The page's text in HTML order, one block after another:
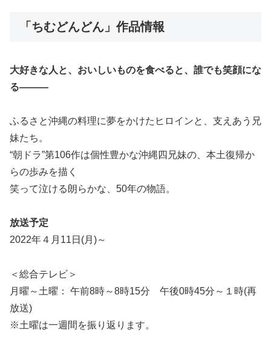
「ちむどんどん」作品情報
大好きな人と、おいしいものを食べると、誰でも笑顔にな
る―――
ふるさと沖縄の料理に夢をかけたヒロインと、支えあう兄
妹たち。
“朝ドラ”第106作は個性豊かな沖縄四兄妹の、本土復帰か
らの歩みを描く
笑って泣ける朗らかな、50年の物語。
放送予定
2022年４月11日(月)～
＜総合テレビ＞
月曜～土曜： 午前8時～8時15分 午後0時45分～１時(再
放送)
※土曜は一週間を振り返ります。